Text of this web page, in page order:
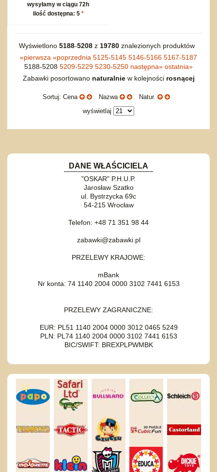
wysyłamy w ciągu 72h
ilość dostępna: 5 *
Wyświetlono 5188-5208z 19780znalezionych produktów
«pierwsza «poprzednia 5125-5145 5146-5166 5167-5187
5188-5208 5209-5229 5230-5250 następna» ostatnia»
Zabawki posortowano naturalniew kolejności rosnącej
Sortuj: Cena Nazwa
Natur.
wyświetlaj
DANE WŁAŚCICIELA
"OSKAR" P.H.U.P.
Jarosław Szatko
ul. Bystrzycka 69c
54-215 Wrocław
Telefon: +48 71 351 98 44
zabawki@zabawki.pl
PRZELEWY KRAJOWE:
mBank
Nr konta: 74 1140 2004 0000 3102 7441 6153
PRZELEWY ZAGRANICZNE:
EUR: PL51 1140 2004 0000 3012 0465 5249
PLN: PL74 1140 2004 0000 3102 7441 6153
BIC/SWIFT: BREXPLPWMBK